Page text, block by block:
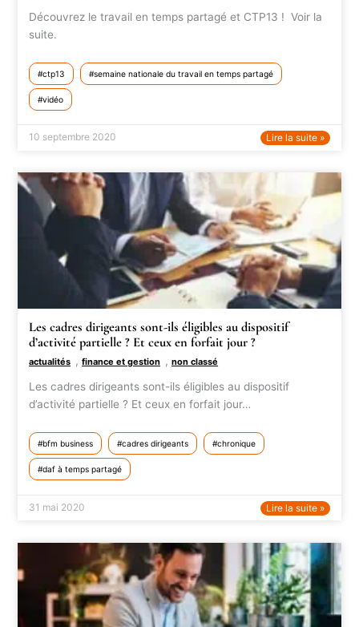
Découvrez le travail en temps partagé et CTP13 ! Voir la
suite.
ctp13 semaine nationale du travail en temps partagé
vidéo
10 septembre 2020 Lire la suite »
Les cadres dirigeants sont-ils éligibles au dispositif
d’activité partielle ? Et ceux en forfait jour ?
actualités ,finance et gestion ,non classé
Les cadres dirigeants sont-ils éligibles au dispositif
d’activité partielle ? Et ceux en forfait jour…
bfm business cadres dirigeants chronique
daf à temps partagé
31 mai 2020 Lire la suite »